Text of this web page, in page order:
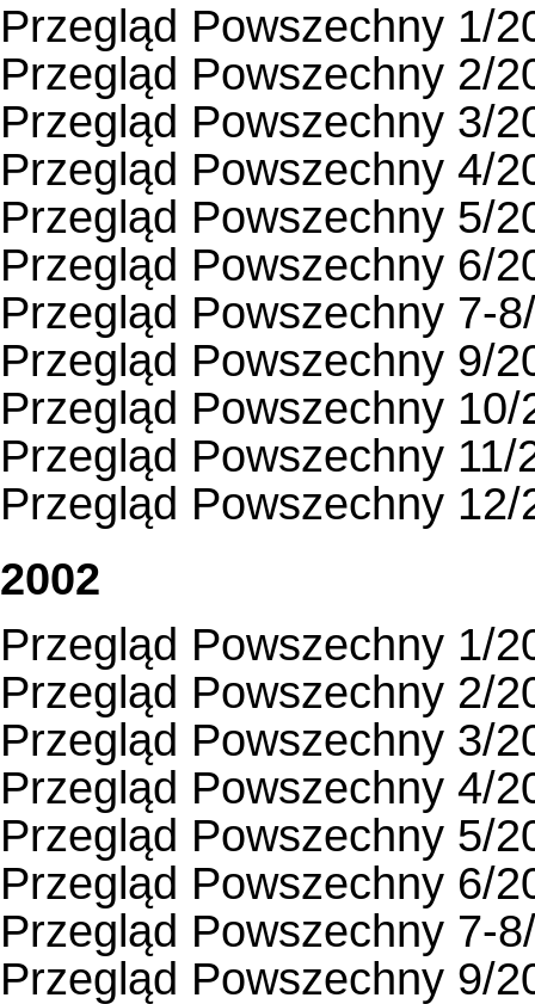
Przegląd Powszechny 1/
Przegląd Powszechny 2/
Przegląd Powszechny 3/
Przegląd Powszechny 4/
Przegląd Powszechny 5/
Przegląd Powszechny 6/
Przegląd Powszechny 7-
Przegląd Powszechny 9/
Przegląd Powszechny 10/
Przegląd Powszechny 11/
Przegląd Powszechny 12/
2002
Przegląd Powszechny 1/
Przegląd Powszechny 2/
Przegląd Powszechny 3/
Przegląd Powszechny 4/
Przegląd Powszechny 5/
Przegląd Powszechny 6/
Przegląd Powszechny 7-
Przegląd Powszechny 9/